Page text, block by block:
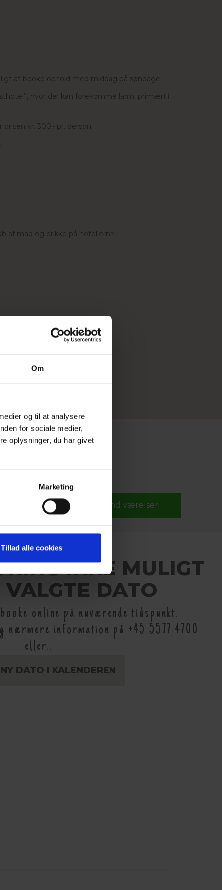
Om
og til at analysere
for sociale medier,
oplysninger, du har givet
Marketing
Tillad alle cookies
at booke ophold med middag på søndage.
hvor der kan forekomme larm, primært i
kr. 300,- pr. person.
af mad og drikke på hotellerne.
IKKE MULIGT
DATO
online på nuværende tidspunkt.
nærmere information på +45 5577 4700
eller..
DATO I KALENDEREN